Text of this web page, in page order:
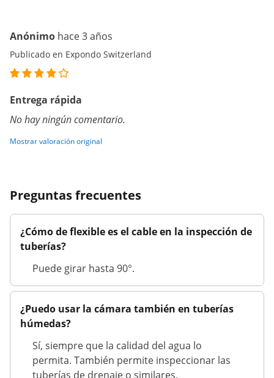
Anónimo hace 3 años
Publicado en Expondo Switzerland
Entrega rápida
No hay ningún comentario.
Mostrar valoración original
Preguntas frecuentes
¿Cómo de flexible es el cable en la inspección de
tuberías?
Puede girar hasta 90°.
¿Puedo usar la cámara también en tuberías
húmedas?
Sí, siempre que la calidad del agua lo
permita. También permite inspeccionar las
tuberías de drenaje o similares.